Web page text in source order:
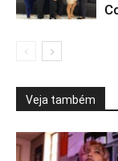
Veja também